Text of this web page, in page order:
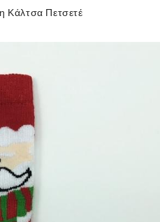
Κάλτσα Πετσετέ